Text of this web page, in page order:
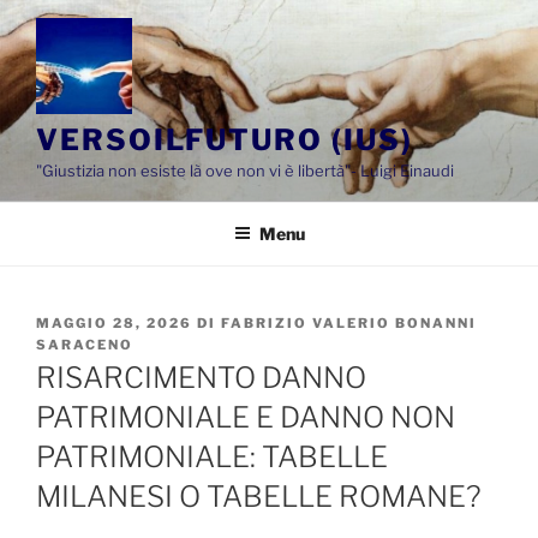
Salta
al
contenuto
VERSOILFUTURO (IUS)
"Giustizia non esiste là ove non vi è libertà"- Luigi Einaudi
Menu
PUBBLICATO
IL
MAGGIO 28, 2026 DI FABRIZIO VALERIO BONANNI
SARACENO
RISARCIMENTO DANNO
PATRIMONIALE E DANNO NON
PATRIMONIALE: TABELLE
MILANESI O TABELLE ROMANE?